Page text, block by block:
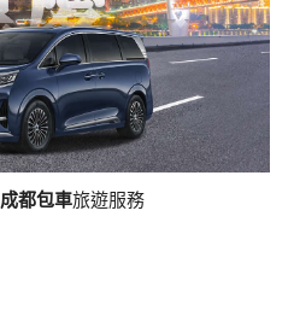
成都包車旅遊服務